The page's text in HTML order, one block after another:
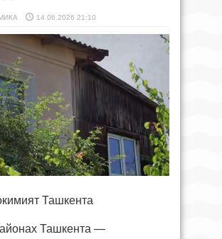
14.06.2026 21:10
Ташкента
Ташкента —